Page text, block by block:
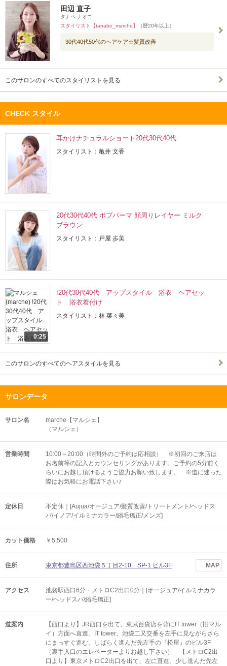
田辺 直子
タナベ ナオコ
スタイリスト【tanabe_marche】
（歴20年以上）
30代40代50代のヘアケア☆髪質改善
このサロンのすべてのスタイリストを見る
CHECK スタイル
耳かけナチュラルショート20代30代40代
スタイリスト：亀井 文香
20代30代40代 ボブパーマ 顔周りレイヤー ミルク
ブラウン
スタイリスト：戸屋 歩美
0:25
!20代30代40代 アップスタイル 浴衣 ヘアセッ
ト 浴衣着付け
スタイリスト：林 菜々美
このサロンのすべてのヘアスタイルを見る
サロンデータ
サロン名
marche【マルシェ】
（マルシェ）
営業時間
10:00～20:00（時間外のご予約は応相談） ※初回のご来店は
お名前等の記入とカウンセリングがあります。ご予約の5分前く
らいにお越し頂けるようご協力お願い致します。 ※道に迷った
際はお気軽にお電話下さい♪
定休日
不定休｜[Aujua/オージュア/髪質改善/トリートメント/ヘッドス
パ/イノア/イルミナカラー/縮毛矯正/メンズ]
カット価格 ￥5,500
住所 東京都豊島区西池袋５丁目2-10 SP-1 ビル3F MAP
アクセス
池袋駅西口6分・メトロC2出口0分｜[オージュア/イルミナカラ
ー/ヘッドスパ/縮毛矯正]
道案内
【西口より】JR西口を出て、東武百貨店を背にIT tower（旧マル
イ）方面へ直進。IT tower、池袋二又交番を左手に見ながらさら
にまっすぐ進む。しばらく進んだ先左手の『松屋』のビル3F
（裏手入口のエレベーターよりお越し下さい） 【メトロC2出
口より】東京メトロC2出口を出て、左に直進。少し進んだ先左